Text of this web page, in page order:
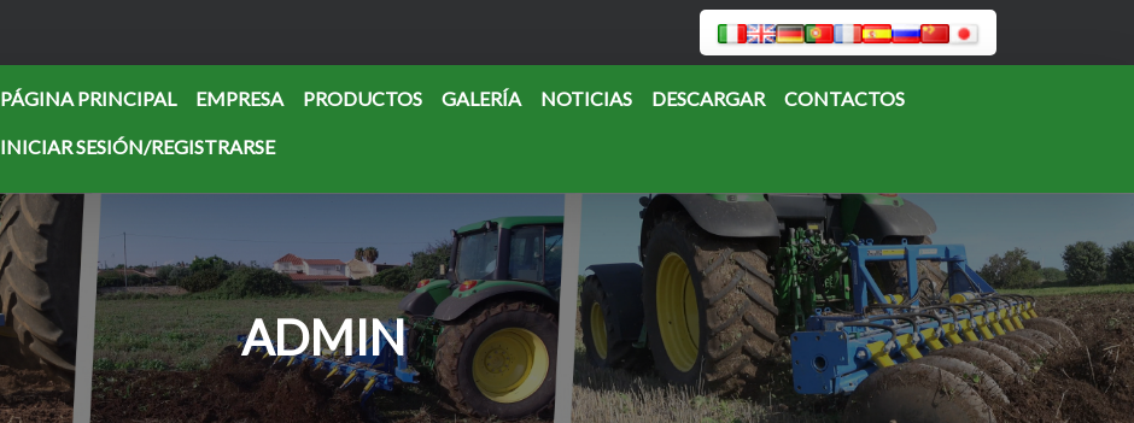
PÁGINA PRINCIPAL EMPRESA PRODUCTOS GALERÍA NOTICIAS DESCARGAR CONTACTOS
INICIAR SESIÓN/REGISTRARSE
ADMIN